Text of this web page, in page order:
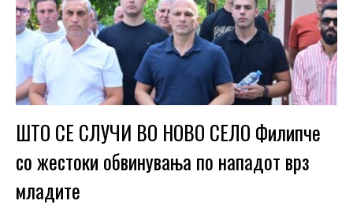
ШТО СЕ СЛУЧИ ВО НОВО СЕЛО Филипче
со жестоки обвинувања по нападот врз
младите